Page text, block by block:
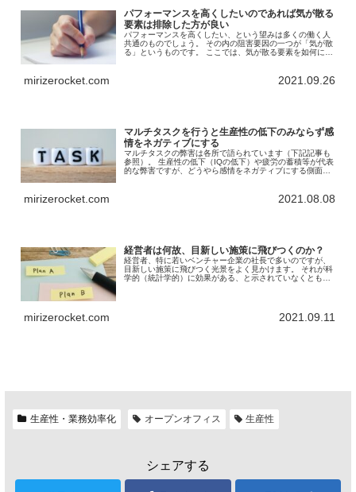
パフォーマンスを高くしたいのであれば気が散る
要素は排除した方が良い
パフォーマンスを高くしたい、という望みは多くの働く人
共通のものでしょう。 その内の阻害要因の一つが「気が散
る」というものです。 ここでは、気が散る要素を如何に排
mirizerocket.com 2021.09.26
マルチタスクを行うと生産性の低下のみならず感
情をネガティブにする
マルチタスクの弊害は各所で語られています（下記記事も
参照）。 生産性の低下（IQの低下）や疲労の蓄積等が代表
的な弊害ですが、どうやら感情をネガティブにする側面も
mirizerocket.com 2021.08.08
経営者は何故、目新しい施策に飛びつくのか？
経営者、特に若いベンチャー企業の社長で多いのですが、
目新しい施策に飛びつく光景をよく見かけます。 それが科
学的（統計学的）に効果がある、と示されていなくとも、
mirizerocket.com 2021.09.11
生産性・業務効率化 オープンオフィス 生産性
シェアする